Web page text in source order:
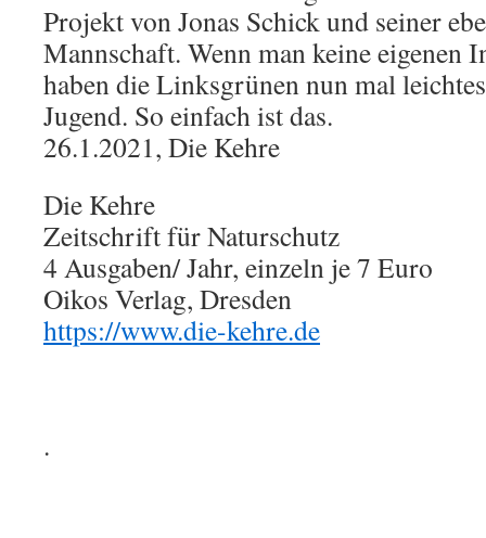
Projekt von Jonas Schick und seiner
Mannschaft. Wenn man keine eigenen
haben die Linksgrünen nun mal
Jugend. So einfach ist das.
26.1.2021, Die Kehre
Die Kehre
Zeitschrift für Naturschutz
4 Ausgaben/ Jahr, einzeln je 7 Euro
Oikos Verlag, Dresden
https://www.die-kehre.de
.